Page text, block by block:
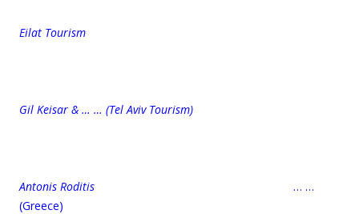
Eilat Tourism
Gil Keisar & … … (Tel Aviv Tourism)
Antonis Roditis … …
(Greece)